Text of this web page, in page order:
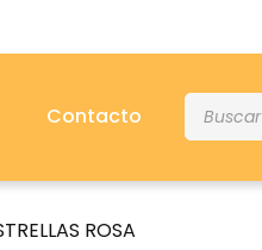
Contacto
ROSA